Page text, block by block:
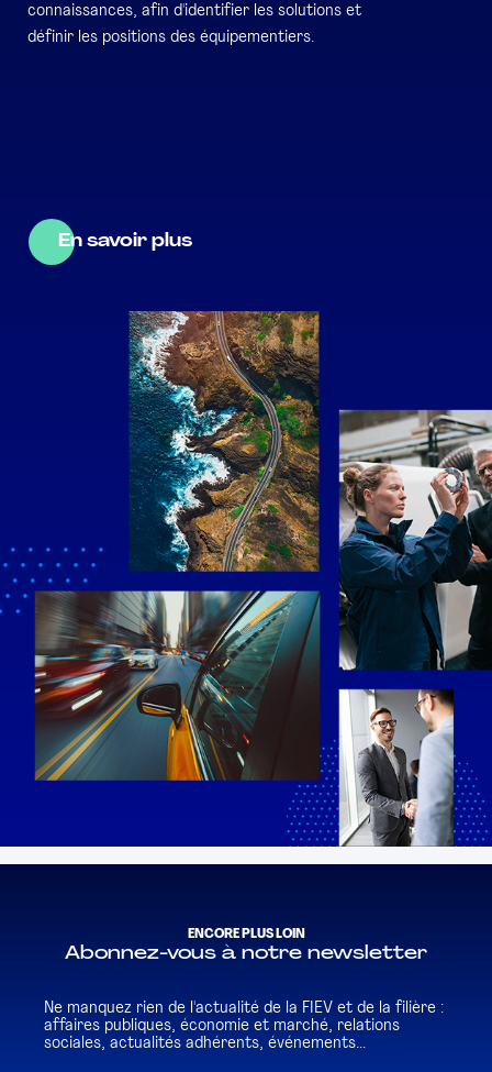
connaissances, afin d'identifier les solutions et
définir les positions des équipementiers.
En savoir plus
ENCORE PLUS LOIN
Abonnez-vous à notre newsletter
Ne manquez rien de l'actualité de la FIEV et de la filière :
affaires publiques, économie et marché, relations
sociales, actualités adhérents, événements...